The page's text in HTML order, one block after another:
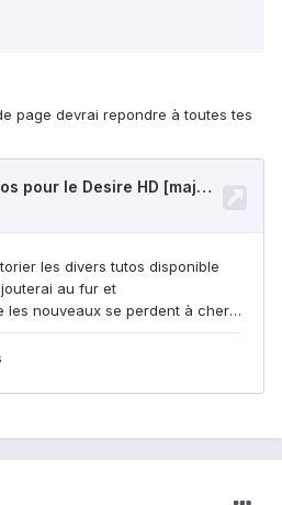
page devrai repondre à toutes tes